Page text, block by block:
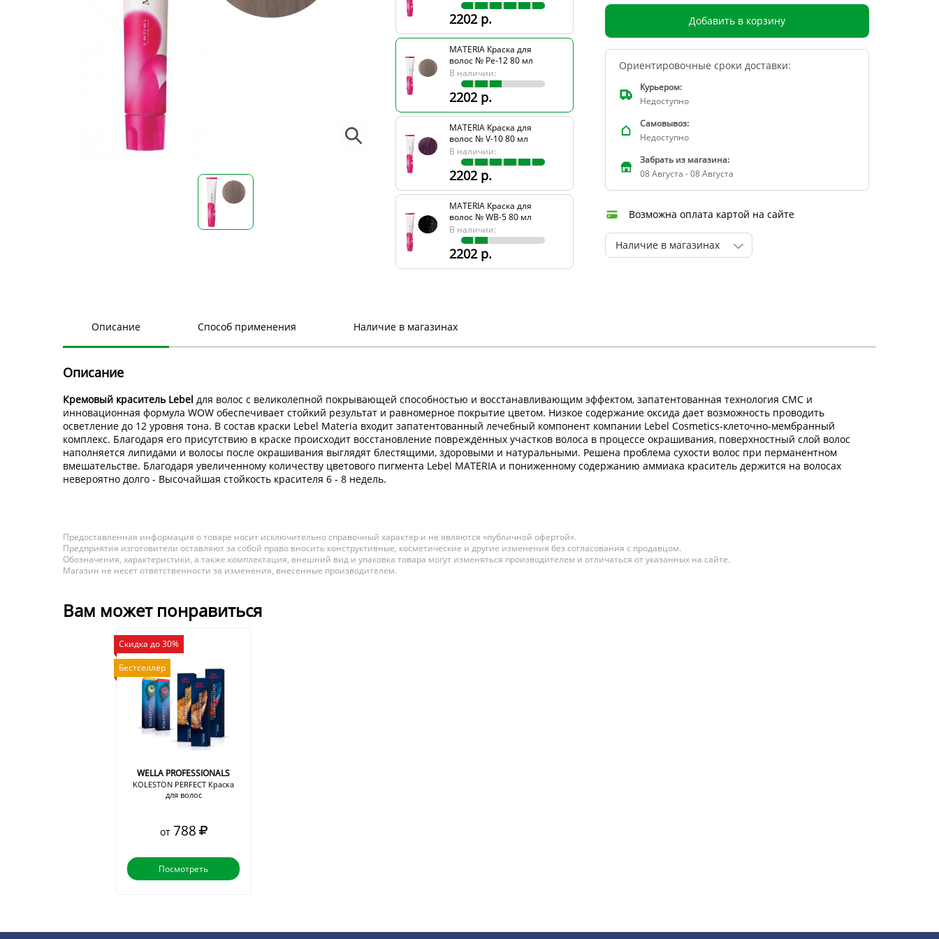
2202 р.
MATERIA Краска для
волос № Pe-12 80 мл
В наличии:
2202 р.
MATERIA Краска для
волос № V-10 80 мл
В наличии:
2202 р.
MATERIA Краска для
волос № WB-5 80 мл
В наличии:
2202 р.
Добавить в корзину
Ориентировочные сроки доставки:
Курьером:
Недоступно
Самовывоз:
Недоступно
Забрать из магазина:
08 Августа - 08 Августа
Возможна оплата картой на сайте
Наличие в магазинах
Описание Способ применения Наличие в магазинах
Описание
Кремовый краситель Lebel для волос с великолепной покрывающей способностью и восстанавливающим эффектом, запатентованная технология СМС и
инновационная формула WOW обеспечивает стойкий результат и равномерное покрытие цветом. Низкое содержание оксида дает возможность проводить
осветление до 12 уровня тона. В состав краски Lebel Materia входит запатентованный лечебный компонент компании Lebel Cosmetics-клеточно-мембранный
комплекс. Благодаря его присутствию в краске происходит восстановление повреждённых участков волоса в процессе окрашивания, поверхностный слой волос
наполняется липидами и волосы после окрашивания выглядят блестящими, здоровыми и натуральными. Решена проблема сухости волос при перманентном
вмешательстве. Благодаря увеличенному количеству цветового пигмента Lebel MATERIA и пониженному содержанию аммиака краситель держится на волосах
невероятно долго - Высочайшая стойкость красителя 6 - 8 недель.
Предоставленная информация о товаре носит исключительно справочный характер и не являются «публичной офертой».
Предприятия изготовители оставляют за собой право вносить конструктивные, косметические и другие изменения без согласования с продавцом.
Обозначения, характеристики, а также комплектация, внешний вид и упаковка товара могут изменяться производителем и отличаться от указанных на сайте.
Магазин не несет ответственности за изменения, внесенные производителем.
Вам может понравиться
Скидка до 30%
Бестселлер
WELLA PROFESSIONALS
KOLESTON PERFECT Краска
для волос
от 788
Посмотреть